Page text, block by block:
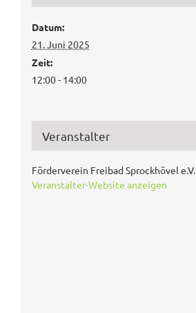
Datum:
21. Juni 2025
Zeit:
12:00 - 14:00
Veranstalter
Förderverein Freibad Sprockhövel e.V.
Veranstalter-Website anzeigen